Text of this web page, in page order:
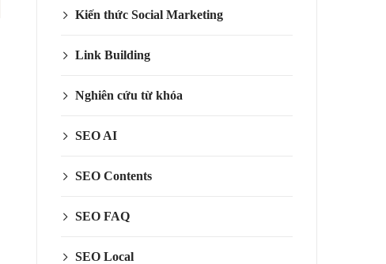
Kiến thức Social Marketing
Link Building
Nghiên cứu từ khóa
SEO AI
SEO Contents
SEO FAQ
SEO Local